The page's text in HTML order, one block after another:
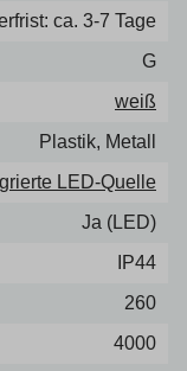
ca. 3-7 Tage
G
weiß
Plastik, Metall
LED-Quelle
Ja (LED)
IP44
260
4000